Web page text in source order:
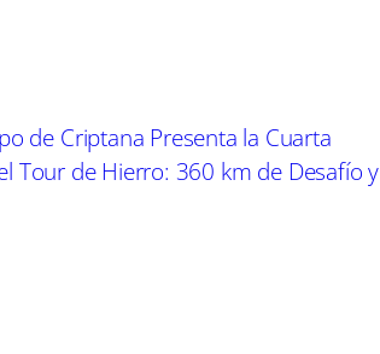
de Criptana Presenta la Cuarta
Tour de Hierro: 360 km de Desafío y